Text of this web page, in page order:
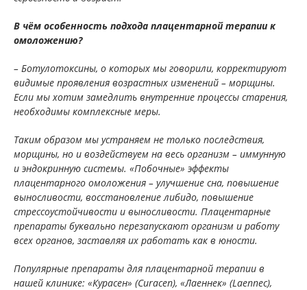
В чём особенность подхода плацентарной терапии к
омоложению?
– Ботулотоксины, о которых мы говорили, корректируют
видимые проявления возрастных изменений – морщины.
Если мы хотим замедлить внутренние процессы старения,
необходимы комплексные меры.
Таким образом мы устраняем не только последствия,
морщины, но и воздействуем на весь организм – иммунную
и эндокринную системы. «Побочные» эффекты
плацентарного омоложения – улучшение сна, повышение
выносливости, восстановление либидо, повышение
стрессоустойчивости и выносливости. Плацентарные
препараты буквально перезапускают организм и работу
всех органов, заставляя их работать как в юности.
Популярные препараты для плацентарной терапии в
нашей клинике: «Курасен» (Curacen), «Лаеннек» (Laennec),